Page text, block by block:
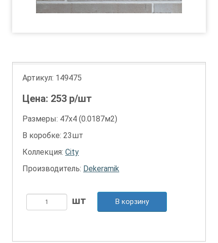
Артикул: 149475
Цена: 253 р/шт
Размеры: 47х4 (0.0187м2)
В коробке: 23шт
Коллекция: City
Производитель: Dekeramik
В корзину